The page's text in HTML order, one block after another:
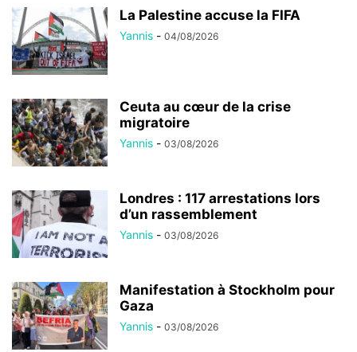
La Palestine accuse la FIFA
Yannis - 04/08/2026
Ceuta au cœur de la crise
migratoire
Yannis - 03/08/2026
Londres : 117 arrestations lors
d’un rassemblement
Yannis - 03/08/2026
Manifestation à Stockholm pour
Gaza
Yannis - 03/08/2026